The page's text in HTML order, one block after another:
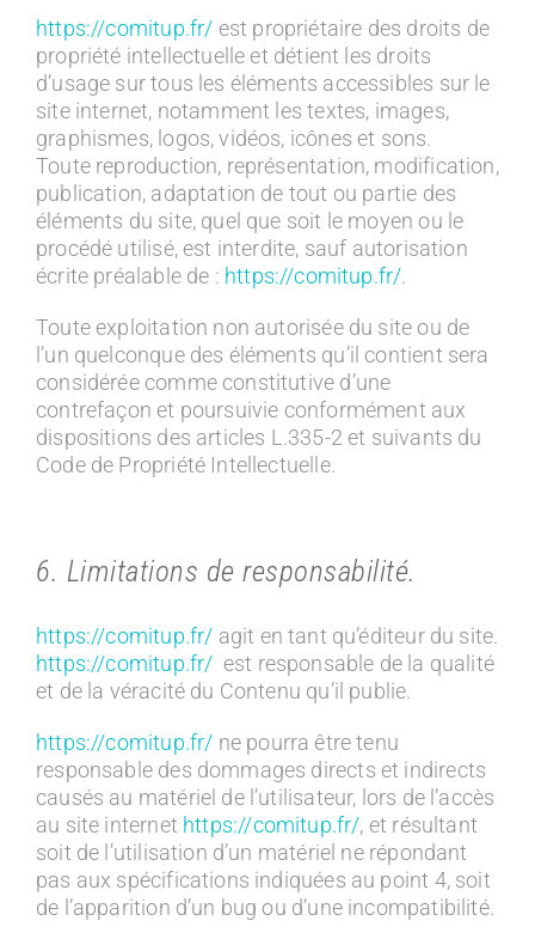
https://comitup.fr/ est propriétaire des droits de
propriété intellectuelle et détient les droits
d’usage sur tous les éléments accessibles sur le
site internet, notamment les textes, images,
graphismes, logos, vidéos, icônes et sons.
Toute reproduction, représentation, modification,
publication, adaptation de tout ou partie des
éléments du site, quel que soit le moyen ou le
procédé utilisé, est interdite, sauf autorisation
écrite préalable de : https://comitup.fr/.
Toute exploitation non autorisée du site ou de
l’un quelconque des éléments qu’il contient sera
considérée comme constitutive d’une
contrefaçon et poursuivie conformément aux
dispositions des articles L.335-2 et suivants du
Code de Propriété Intellectuelle.
6. Limitations de responsabilité.
https://comitup.fr/ agit en tant qu’éditeur du site.
https://comitup.fr/ est responsable de la qualité
et de la véracité du Contenu qu’il publie.
https://comitup.fr/ ne pourra être tenu
responsable des dommages directs et indirects
causés au matériel de l’utilisateur, lors de l’accès
au site internet https://comitup.fr/, et résultant
soit de l’utilisation d’un matériel ne répondant
pas aux spécifications indiquées au point 4, soit
de l’apparition d’un bug ou d’une incompatibilité.